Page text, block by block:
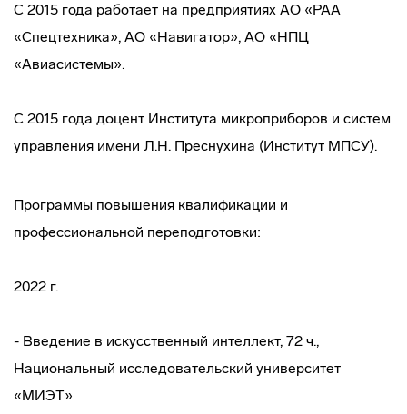
С 2015 года работает на предприятиях АО «РАА
«Спецтехника», АО «Навигатор», АО «НПЦ
«Авиасистемы».
С 2015 года доцент Института микроприборов и систем
управления имени Л.Н. Преснухина (Институт МПСУ).
Программы повышения квалификации и
профессиональной переподготовки:
2022 г.
- Введение в искусственный интеллект, 72 ч.,
Национальный исследовательский университет
«МИЭТ»